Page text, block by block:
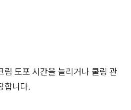
림 도포 시간을 늘리거나 쿨링 관
합니다.